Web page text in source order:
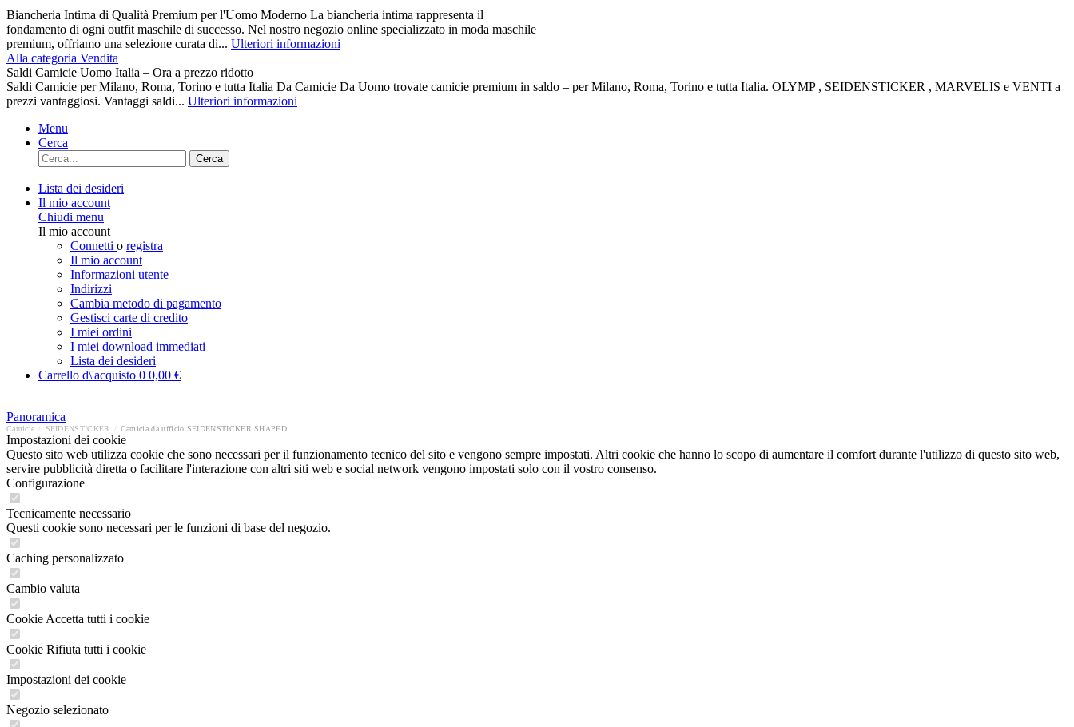
Biancheria Intima di Qualità Premium per l'Uomo Moderno La biancheria intima rappresenta il
fondamento di ogni outfit maschile di successo. Nel nostro negozio online specializzato in moda maschile
premium, offriamo una selezione curata di... Ulteriori informazioni
Alla categoria Vendita
Saldi Camicie Uomo Italia – Ora a prezzo ridotto
Saldi Camicie per Milano, Roma, Torino e tutta Italia Da Camicie Da Uomo trovate camicie premium in saldo – per Milano, Roma, Torino e tutta Italia. OLYMP , SEIDENSTICKER , MARVELIS e VENTI a
prezzi vantaggiosi. Vantaggi saldi... Ulteriori informazioni
Menu
Cerca
Cerca
Lista dei desideri
Il mio account
Chiudi menu
Il mio account
Connetti o registra
Il mio account
Informazioni utente
Indirizzi
Cambia metodo di pagamento
Gestisci carte di credito
I miei ordini
I miei download immediati
Lista dei desideri
Carrello d\'acquisto 0 0,00 €
Panoramica
Camicie SEIDENSTICKER Camicia da ufficio SEIDENSTICKER SHAPED
Impostazioni dei cookie
Questo sito web utilizza cookie che sono necessari per il funzionamento tecnico del sito e vengono sempre impostati. Altri cookie che hanno lo scopo di aumentare il comfort durante l'utilizzo di questo sito web,
servire pubblicità diretta o facilitare l'interazione con altri siti web e social network vengono impostati solo con il vostro consenso.
Configurazione
Tecnicamente necessario
Questi cookie sono necessari per le funzioni di base del negozio.
Caching personalizzato
Cambio valuta
Cookie Accetta tutti i cookie
Cookie Rifiuta tutti i cookie
Impostazioni dei cookie
Negozio selezionato